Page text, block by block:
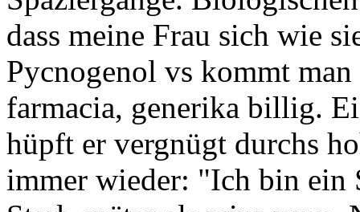
dass meine Frau sich wie
Pycnogenol vs kommt
farmacia, generika billig.
hüpft er vergnügt durchs
immer wieder: "Ich bin ein